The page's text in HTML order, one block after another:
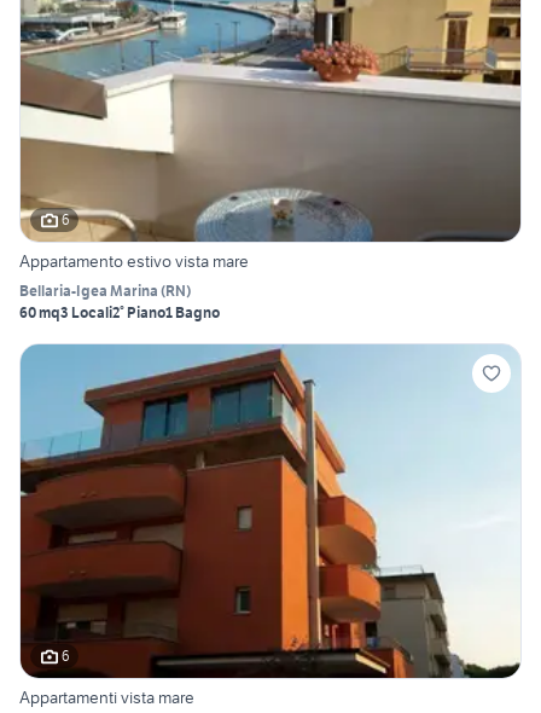
6
Appartamento estivo vista mare
Bellaria-Igea Marina (RN)
60 mq3 Locali2° Piano1 Bagno
6
Appartamenti vista mare